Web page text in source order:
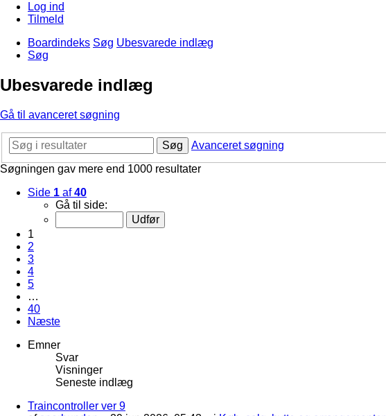
Log ind
Tilmeld
Boardindeks Søg Ubesvarede indlæg
Søg
Ubesvarede indlæg
Gå til avanceret søgning
Søg
Avanceret søgning
Søgningen gav mere end 1000 resultater
Side 1 af40
Gå til side:
1
2
3
4
5
…
40
Næste
Emner
Svar
Visninger
Seneste indlæg
Traincontroller ver 9